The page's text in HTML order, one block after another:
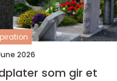
2026
som gir et